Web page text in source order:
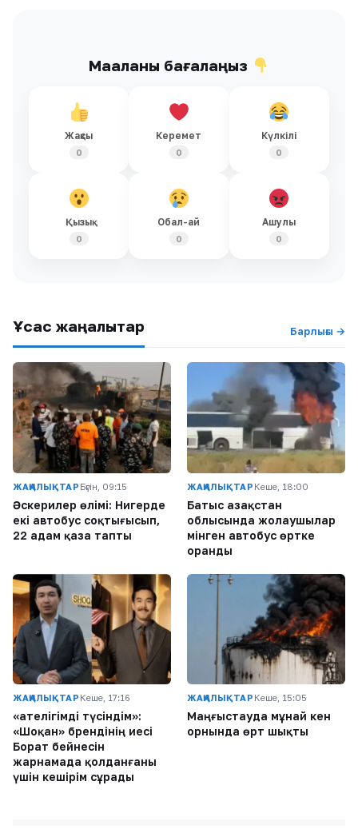
Мақаланы бағалаңыз
Жақсы
0
Керемет
0
Күлкілі
0
Қызық
0
Обал-ай
0
Ашулы
0
Ұқсас жаңалықтар Барлығы →
ЖАҢАЛЫҚТАР Бүгін, 09:15
Әскерилер өлімі: Нигерде
екі автобус соқтығысып,
22 адам қаза тапты
ЖАҢАЛЫҚТАР Кеше, 18:00
Батыс Қазақстан
облысында жолаушылар
мінген автобус өртке
оранды
ЖАҢАЛЫҚТАР Кеше, 17:16
«Қателігімді түсіндім»:
«Шоқан» брендінің иесі
Борат бейнесін
жарнамада қолданғаны
үшін кешірім сұрады
ЖАҢАЛЫҚТАР Кеше, 15:05
Маңғыстауда мұнай кен
орнында өрт шықты